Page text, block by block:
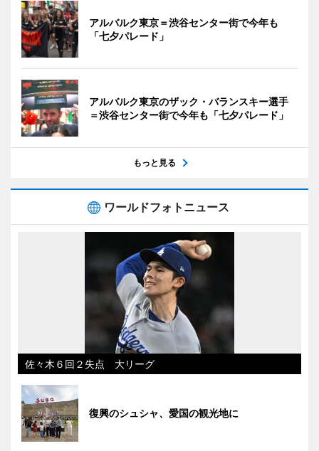
アルバルク東京＝渋谷センター街で今年も
「七夕パレード」
アルバルク東京のザック・バランスキー選手
＝渋谷センター街で今年も「七夕パレード」
もっと見る
ワールドフォトニュース
佐々木６回２失点 大リーグ
復興のシュシャ、愛国の観光地に